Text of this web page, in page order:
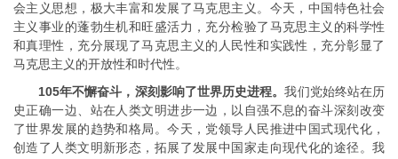
会主义思想，极大丰富和发展了马克思主义。今天，中国特色社会
主义事业的蓬勃生机和旺盛活力，充分检验了马克思主义的科学性
和真理性，充分展现了马克思主义的人民性和实践性，充分彰显了
马克思主义的开放性和时代性。
105年不懈奋斗，深刻影响了世界历史进程。我们党始终站在历
史正确一边、站在人类文明进步一边，以自强不息的奋斗深刻改变
了世界发展的趋势和格局。今天，党领导人民推进中国式现代化，
创造了人类文明新形态，拓展了发展中国家走向现代化的途径。我